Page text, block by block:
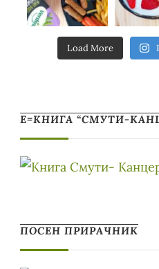
Load More
Е=КНИГА “СМУТИ-
ПОСЕН ПРИРАЧНИК